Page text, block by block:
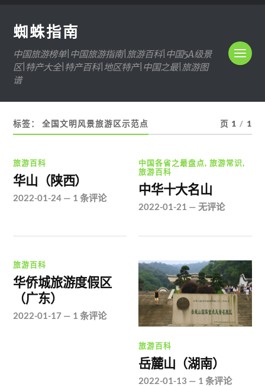
蜘蛛指南
中国旅游榜单|中国旅游指南|旅游百科|中国5A级景
区|特产大全|特产百科|地区特产|中国之最|旅游图
谱
标签：全国文明风景旅游区示范点 页 1 / 1
旅游百科
华山（陕西）
2022-01-24 — 1 条评论
中国各省之最盘点,旅游常识,
旅游百科
中华十大名山
2022-01-21 —无评论
旅游百科
华侨城旅游度假区
（广东）
2022-01-17 — 1 条评论
旅游百科
岳麓山（湖南）
2022-01-13 — 1 条评论